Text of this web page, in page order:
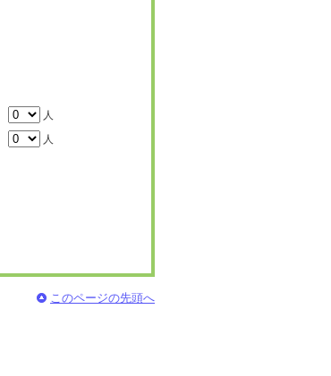
人
人
このページの先頭へ